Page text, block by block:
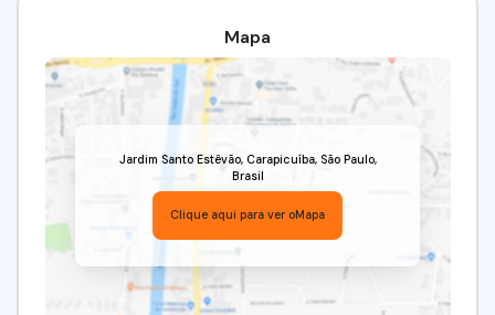
Mapa
Jardim Santo Estêvão, Carapicuíba, São Paulo,
Brasil
Clique aqui para ver oMapa